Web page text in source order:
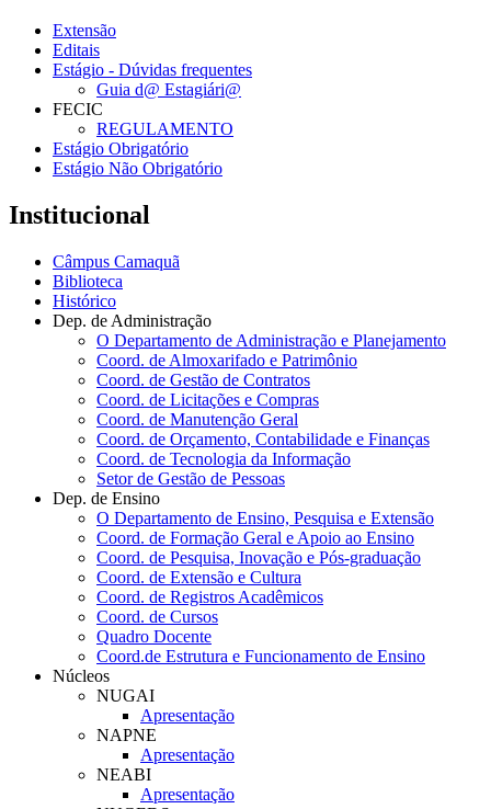
Extensão
Editais
Estágio - Dúvidas frequentes
Guia d@ Estagiári@
FECIC
REGULAMENTO
Estágio Obrigatório
Estágio Não Obrigatório
Institucional
Câmpus Camaquã
Biblioteca
Histórico
Dep. de Administração
O Departamento de Administração e Planejamento
Coord. de Almoxarifado e Patrimônio
Coord. de Gestão de Contratos
Coord. de Licitações e Compras
Coord. de Manutenção Geral
Coord. de Orçamento, Contabilidade e Finanças
Coord. de Tecnologia da Informação
Setor de Gestão de Pessoas
Dep. de Ensino
O Departamento de Ensino, Pesquisa e Extensão
Coord. de Formação Geral e Apoio ao Ensino
Coord. de Pesquisa, Inovação e Pós-graduação
Coord. de Extensão e Cultura
Coord. de Registros Acadêmicos
Coord. de Cursos
Quadro Docente
Coord.de Estrutura e Funcionamento de Ensino
Núcleos
NUGAI
Apresentação
NAPNE
Apresentação
NEABI
Apresentação